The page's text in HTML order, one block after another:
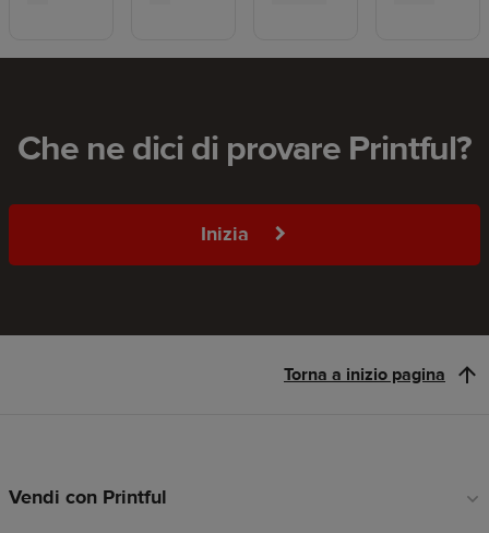
Che ne dici di provare Printful?
Inizia
Torna a inizio pagina
Link
Vendi con Printful